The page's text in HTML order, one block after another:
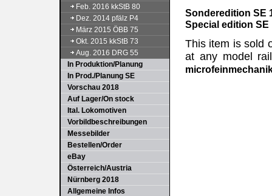
Feb. 2016 kkStB 80
Dez. 2014 pfälz P4
März 2015 ÖBB 75
Okt. 2015 kkStB 73
Aug. 2016 DRG 55
In Produktion/Planung
In Prod./Planung SE
Vorschau 2018
Auf Lager/On stock
Ital. Lokomotiven
Vorbildbeschreibungen
Messebilder
Bestellen/Order
eBay
Österreich/Austria
Nürnberg 2018
Allgemeine Infos
Sonderedition SE
Special edition SE
This item is sold
at any model